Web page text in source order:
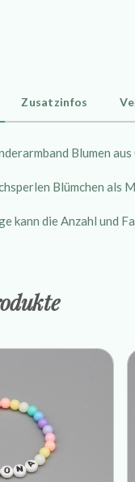
Zusatzinfos
Blumen
Blümchen
kann die Anzahl und